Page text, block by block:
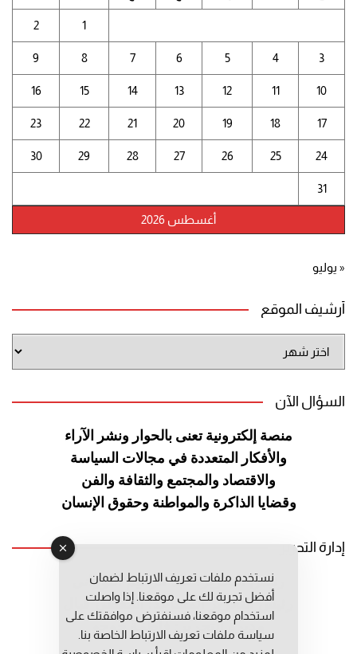
أغسطس 2026
1
2
3
4
5
6
7
8
9
10
11
12
13
14
15
16
17
18
19
20
21
22
23
24
25
26
27
28
29
30
31
« يوليو
أرشيف الموقع
الموقع
السؤال الآن
منصة إلكترونية تعنى بالحوار ونشر
الآراء
والأفكار المتعددة في مجالات السياسة
والاقتصاد والمجتمع والثقافة والفن
وقضايا الذاكرة والمواطنة وحقوق الإنسان
إدارة التحرير
رئيس التحرير: عبد الرحيم التوراني
رئيس التحرير المساعد: المعطي قبال
مديرة التحرير: فاطمة حوحو
نستخدم ملفات تعريف الارتباط لضمان
أفضل تجربة لك على موقعنا. إذا واصلت
استخدام موقعنا، فسنفترض موافقتك على
سياسة ملفات تعريف الارتباط الخاصة بنا.